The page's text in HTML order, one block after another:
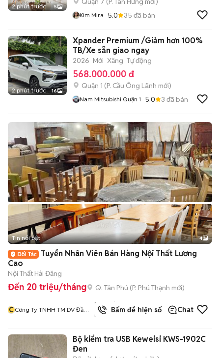
2 phút trước 5
Kim Mira 5.0 35 đã bán
2 phút trước 16
Xpander Premium /Giảm hơn 100%
TB/Xe sẵn giao ngay
2026 Mới Xăng Tự động
568.000.000 đ
Quận 1 (P. Cầu Ông Lãnh mới)
Nam Mitsubishi Quận 1 5.0 3 đã bán
Tin nổi bật 4
Tuyển Nhân Viên Bán Hàng Nội Thất Lương
Cao
Nội Thất Hải Đăng
Đến 20 triệu/tháng Q. Tân Phú (P. Phú Thạnh mới)
CCông Ty TNHH TM DV Đầu
1244
đã
bán
Bấm để hiện số Chat
Bộ kiểm tra USB Keweisi KWS-1902C
Đen